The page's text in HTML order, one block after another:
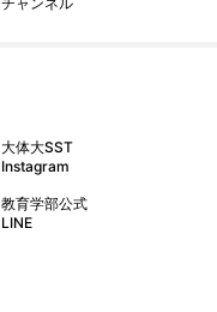
大体大SST
Instagram
教育学部公式
LINE